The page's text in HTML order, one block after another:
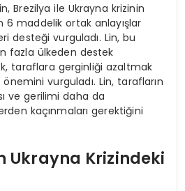
Brezilya ile Ukrayna krizinin
6 maddelik ortak anlayışlar
desteği vurguladı. Lin, bu
fazla ülkeden destek
taraflara gerginliği azaltmak
vurguladı. Lin, tarafların
ve gerilimi daha da
kaçınmaları gerektiğini
Ukrayna Krizindeki